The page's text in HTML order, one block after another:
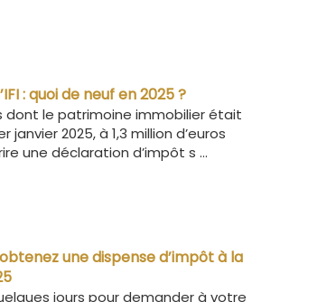
: quoi de neuf en 2025 ?
dont le patrimoine immobilier était
janvier 2025, à 1,3 million d’euros
une déclaration d’impôt s ...
une dispense d’impôt à la
jours pour demander à votre